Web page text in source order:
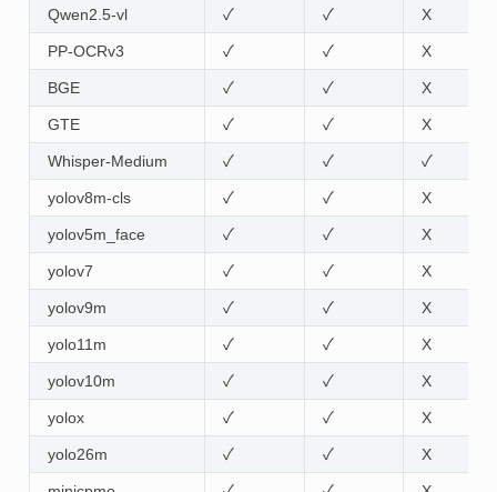
Qwen2.5-vl ✓ ✓ X
PP-OCRv3 ✓ ✓ X
BGE ✓ ✓ X
GTE ✓ ✓ X
Whisper-Medium ✓ ✓ ✓
yolov8m-cls ✓ ✓ X
yolov5m_face ✓ ✓ X
yolov7 ✓ ✓ X
yolov9m ✓ ✓ X
yolo11m ✓ ✓ X
yolov10m ✓ ✓ X
yolox ✓ ✓ X
yolo26m ✓ ✓ X